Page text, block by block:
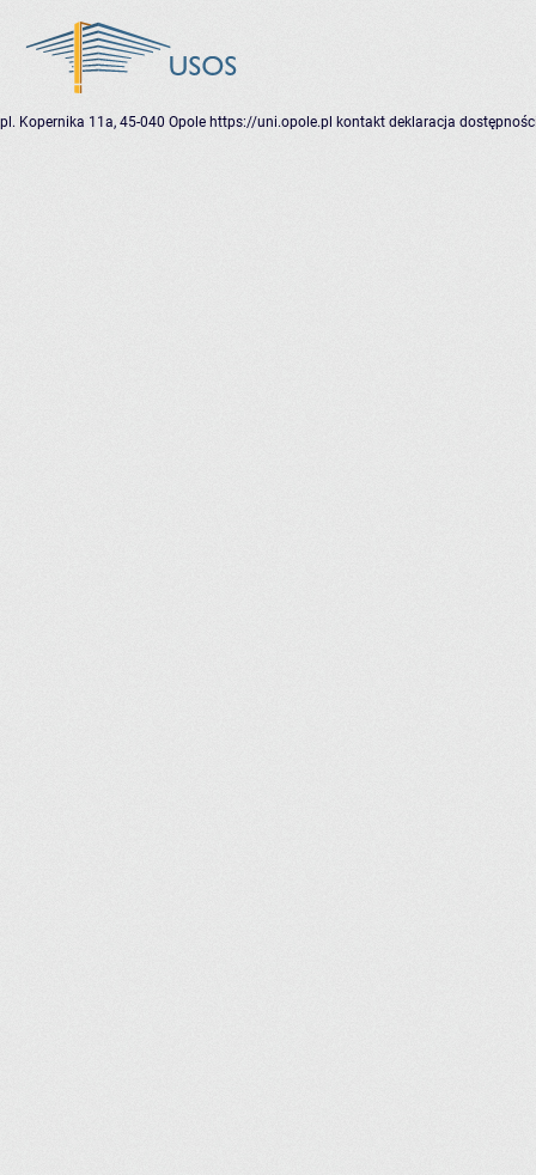
pl. Kopernika 11a, 45-040 Opole https://uni.opole.pl kontakt deklaracja